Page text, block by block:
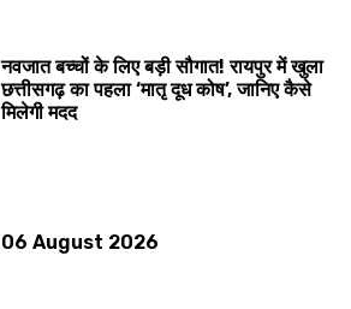
नवजात बच्चों के लिए बड़ी सौगात! रायपुर में खुला
छत्तीसगढ़ का पहला ‘मातृ दूध कोष’, जानिए कैसे
मिलेगी मदद
06 August 2026